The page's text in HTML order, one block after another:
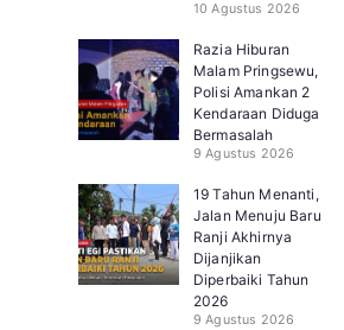
10 Agustus 2026
Razia Hiburan
Malam Pringsewu,
Polisi Amankan 2
Kendaraan Diduga
Bermasalah
9 Agustus 2026
19 Tahun Menanti,
Jalan Menuju Baru
Ranji Akhirnya
Dijanjikan
Diperbaiki Tahun
2026
9 Agustus 2026